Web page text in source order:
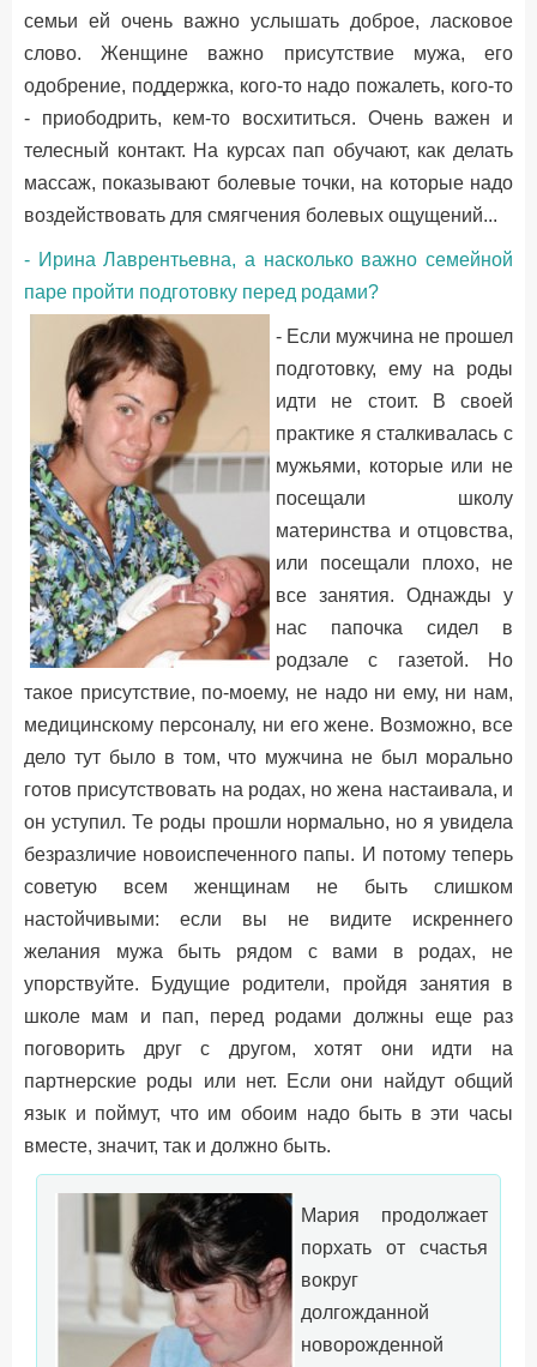
семьи ей очень важно услышать доброе, ласковое
слово. Женщине важно присутствие мужа, его
одобрение, поддержка, кого-то надо пожалеть, кого-то
- приободрить, кем-то восхититься. Очень важен и
телесный контакт. На курсах пап обучают, как делать
массаж, показывают болевые точки, на которые надо
воздействовать для смягчения болевых ощущений...
- Ирина Лаврентьевна, а насколько важно семейной
паре пройти подготовку перед родами?
- Если мужчина не прошел
подготовку, ему на роды
идти не стоит. В своей
практике я сталкивалась с
мужьями, которые или не
посещали школу
материнства и отцовства,
или посещали плохо, не
все занятия. Однажды у
нас папочка сидел в
родзале с газетой. Но
такое присутствие, по-моему, не надо ни ему, ни нам,
медицинскому персоналу, ни его жене. Возможно, все
дело тут было в том, что мужчина не был морально
готов присутствовать на родах, но жена настаивала, и
он уступил. Те роды прошли нормально, но я увидела
безразличие новоиспеченного папы. И потому теперь
советую всем женщинам не быть слишком
настойчивыми: если вы не видите искреннего
желания мужа быть рядом с вами в родах, не
упорствуйте. Будущие родители, пройдя занятия в
школе мам и пап, перед родами должны еще раз
поговорить друг с другом, хотят они идти на
партнерские роды или нет. Если они найдут общий
язык и поймут, что им обоим надо быть в эти часы
вместе, значит, так и должно быть.
Мария продолжает
порхать от счастья
вокруг
долгожданной
новорожденной